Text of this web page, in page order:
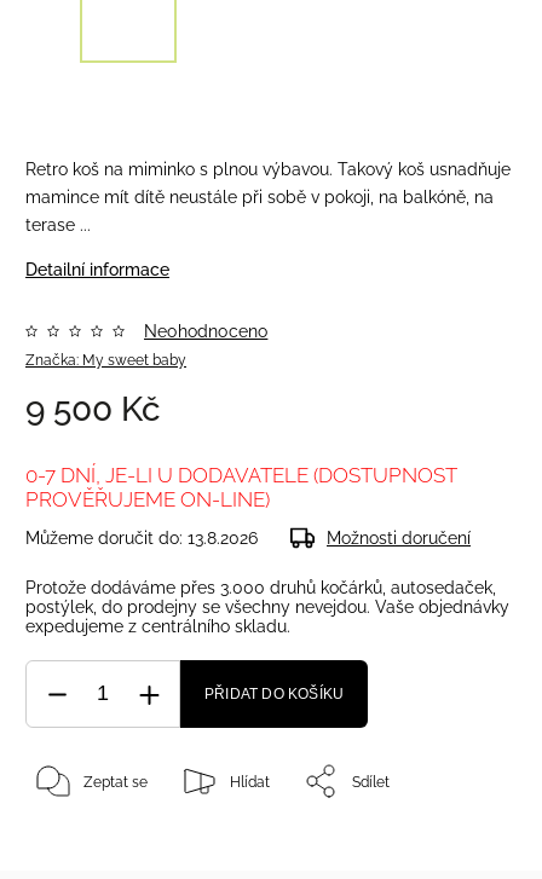
Retro koš na miminko s plnou výbavou. Takový koš usnadňuje
mamince mít dítě neustále při sobě v pokoji, na balkóně, na
terase ...
Detailní informace
Značka: My sweet baby
Neohodnoceno
9 500 Kč
0-7 DNÍ, JE-LI U DODAVATELE (DOSTUPNOST
PROVĚŘUJEME ON-LINE)
Můžeme doručit do: 13.8.2026 Možnosti doručení
Protože dodáváme přes 3.000 druhů kočárků, autosedaček,
postýlek, do prodejny se všechny nevejdou. Vaše objednávky
expedujeme z centrálního skladu.
PŘIDAT DO KOŠÍKU
Zeptat se Hlídat Sdílet